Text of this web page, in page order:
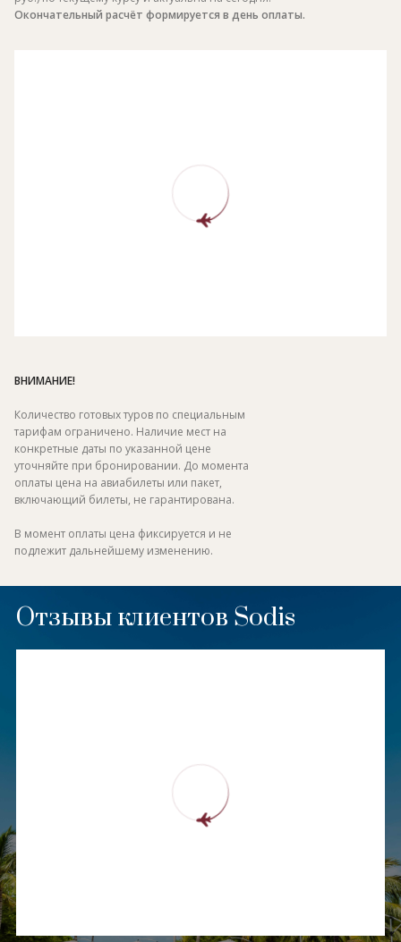
Окончательный расчёт формируется в день оплаты.
ВНИМАНИЕ!
Количество готовых туров по специальным
тарифам ограничено. Наличие мест на
конкретные даты по указанной цене
уточняйте при бронировании. До момента
оплаты цена на авиабилеты или пакет,
включающий билеты, не гарантирована.
В момент оплаты цена фиксируется и не
подлежит дальнейшему изменению.
Отзывы клиентов Sodis